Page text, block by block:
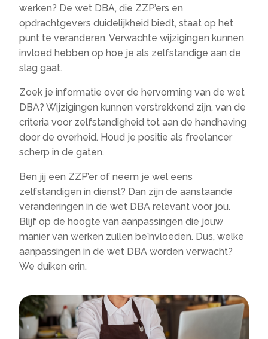
werken? De wet DBA, die ZZP’ers en
opdrachtgevers duidelijkheid biedt, staat op het
punt te veranderen. Verwachte wijzigingen kunnen
invloed hebben op hoe je als zelfstandige aan de
slag gaat.
Zoek je informatie over de hervorming van de wet
DBA? Wijzigingen kunnen verstrekkend zijn, van de
criteria voor zelfstandigheid tot aan de handhaving
door de overheid. Houd je positie als freelancer
scherp in de gaten.
Ben jij een ZZP’er of neem je wel eens
zelfstandigen in dienst? Dan zijn de aanstaande
veranderingen in de wet DBA relevant voor jou.
Blijf op de hoogte van aanpassingen die jouw
manier van werken zullen beïnvloeden. Dus, welke
aanpassingen in de wet DBA worden verwacht?
We duiken erin.